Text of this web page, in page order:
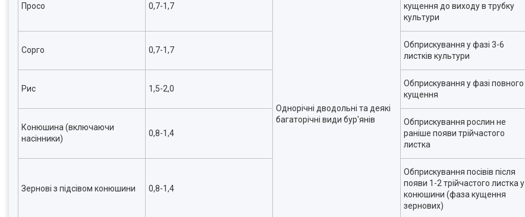
Однорічні дводольні та деякі
багаторічні види бур'янів
Просо 0,7-1,7
кущення до виходу в трубку
культури
Сорго 0,7-1,7
Обприскування у фазі 3-6
листків культури
Рис 1,5-2,0
Обприскування у фазі повного
кущення
Конюшина (включаючи
насінники)
0,8-1,4
Обприскування рослин не
раніше появи трійчастого
листка
Зернові з підсівом конюшини 0,8-1,4
Обприскування посівів після
появи 1-2 трійчастого листка у
конюшини (фаза кущення
зернових)